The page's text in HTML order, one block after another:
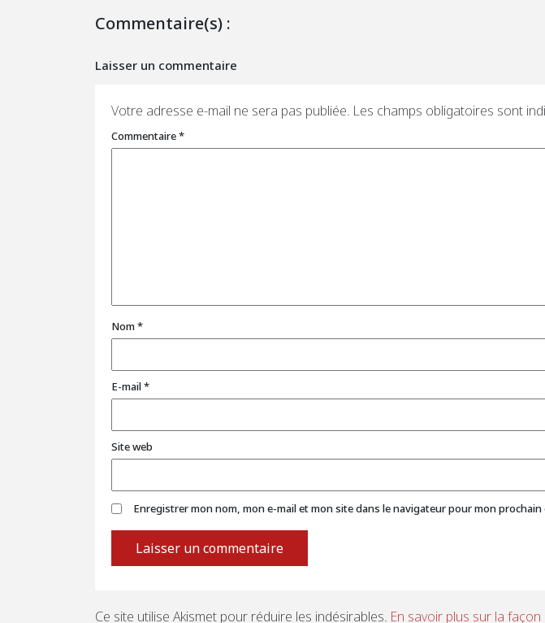
Commentaire(s) :
Laisser un commentaire
Votre adresse e-mail ne sera pas publiée. Les champs obligatoires sont
Commentaire*
Nom*
E-mail*
Site web
Enregistrer mon nom, mon e-mail et mon site dans le navigateur pour mon prochain
Ce site utilise Akismet pour réduire les indésirables. En savoir plus sur la